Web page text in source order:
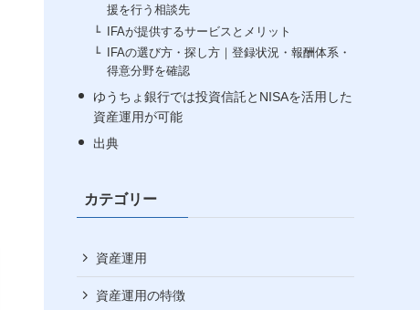
援を行う相談先
IFAが提供するサービスとメリット
IFAの選び方・探し方｜登録状況・報酬体系・
得意分野を確認
ゆうちょ銀行では投資信託とNISAを活用した
資産運用が可能
出典
カテゴリー
資産運用
資産運用の特徴